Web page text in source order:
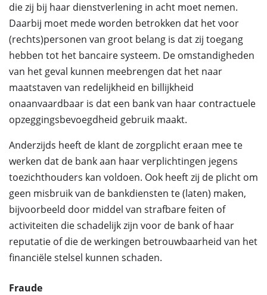
die zij bij haar dienstverlening in acht moet nemen.
Daarbij moet mede worden betrokken dat het voor
(rechts)personen van groot belang is dat zij toegang
hebben tot het bancaire systeem. De omstandigheden
van het geval kunnen meebrengen dat het naar
maatstaven van redelijkheid en billijkheid
onaanvaardbaar is dat een bank van haar contractuele
opzeggingsbevoegdheid gebruik maakt.
Anderzijds heeft de klant de zorgplicht eraan mee te
werken dat de bank aan haar verplichtingen jegens
toezichthouders kan voldoen. Ook heeft zij de plicht om
geen misbruik van de bankdiensten te (laten) maken,
bijvoorbeeld door middel van strafbare feiten of
activiteiten die schadelijk zijn voor de bank of haar
reputatie of die de werkingen betrouwbaarheid van het
financiële stelsel kunnen schaden.
Fraude